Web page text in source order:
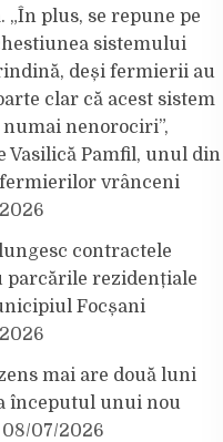
„În plus, se repune pe
sistemului
deși fermierii au
clar că acest sistem
numai nenorociri”,
Vasilică Pamfil, unul din
vrânceni
contractele
parcările rezidențiale
Focșani
mai are două luni
începutul unui nou
08/07/2026